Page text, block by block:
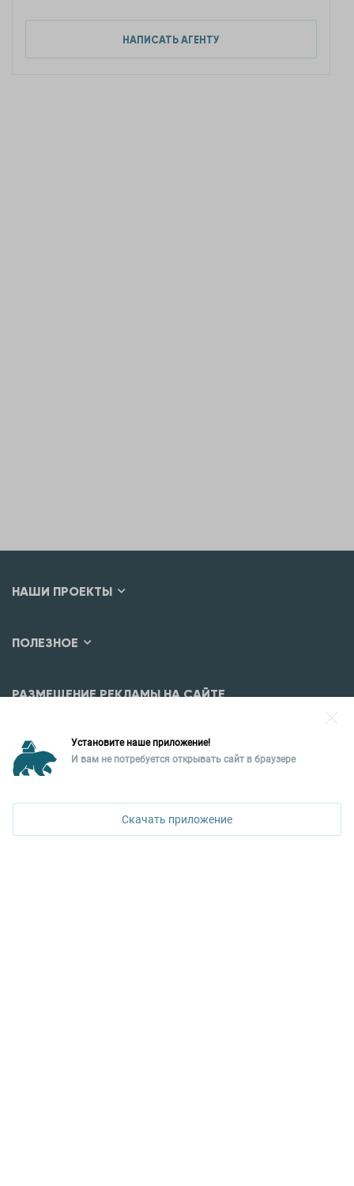
НАПИСАТЬ АГЕНТУ
НАШИ ПРОЕКТЫ
ПОЛЕЗНОЕ
РАЗМЕЩЕНИЕ РЕКЛАМЫ НА САЙТЕ
Уральская палата недвижимости
ул. Горького, 65, 0 подъезд, 3 этаж
Установите наше приложение!
И вам не потребуется открывать сайт в браузере
Скачать приложение